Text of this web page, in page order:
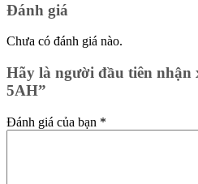
Đánh giá
Chưa có đánh giá nào.
Hãy là người đầu tiên nhận
5AH”
Đánh giá của bạn *